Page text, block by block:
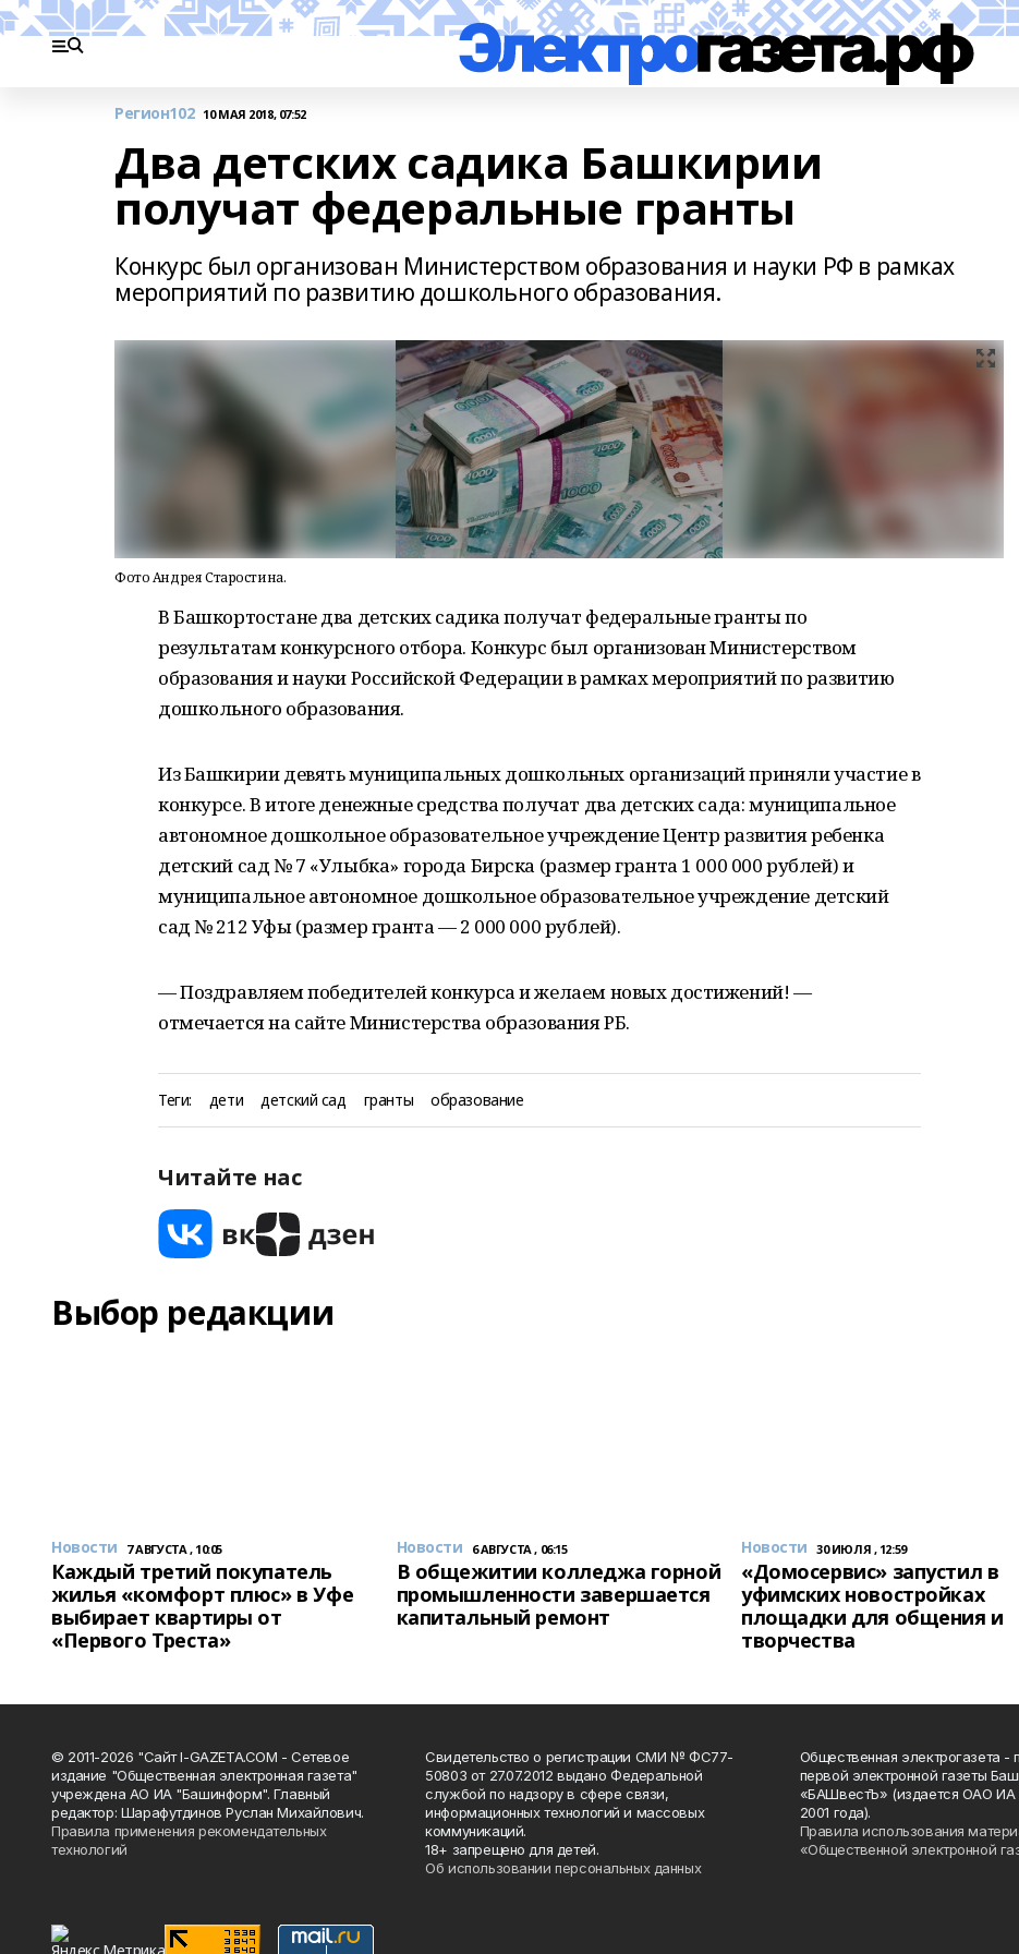
Регион102 10 МАЯ 2018, 07:52
Два детских садика Башкирии
получат федеральные гранты
Конкурс был организован Министерством образования и науки РФ в рамках
мероприятий по развитию дошкольного образования.
Фото Андрея Старостина.
В Башкортостане два детских садика получат федеральные гранты по
результатам конкурсного отбора. Конкурс был организован Министерством
образования и науки Российской Федерации в рамках мероприятий по развитию
дошкольного образования.
Из Башкирии девять муниципальных дошкольных организаций приняли участие в
конкурсе. В итоге денежные средства получат два детских сада: муниципальное
автономное дошкольное образовательное учреждение Центр развития ребенка
детский сад № 7 «Улыбка» города Бирска (размер гранта 1 000 000 рублей) и
муниципальное автономное дошкольное образовательное учреждение детский
сад № 212 Уфы (размер гранта — 2 000 000 рублей).
— Поздравляем победителей конкурса и желаем новых достижений! —
отмечается на сайте Министерства образования РБ.
Теги: дети детский сад гранты образование
Читайте нас
Выбор редакции
Новости 7 АВГУСТА , 10:05
Каждый третий покупатель
жилья «комфорт плюс» в Уфе
выбирает квартиры от
«Первого Треста»
Новости 6 АВГУСТА , 06:15
В общежитии колледжа горной
промышленности завершается
капитальный ремонт
Новости 30 ИЮЛЯ , 12:59
«Домосервис» запустил в
уфимских новостройках
площадки для общения и
творчества
© 2011-2026 "Сайт I-GAZETA.COM - Сетевое
издание "Общественная электронная газета"
учреждена АО ИА "Башинформ". Главный
редактор: Шарафутдинов Руслан Михайлович.
Правила применения рекомендательных
технологий
Свидетельство о регистрации СМИ № ФС77-
50803 от 27.07.2012 выдано Федеральной
службой по надзору в сфере связи,
информационных технологий и массовых
коммуникаций.
18+ запрещено для детей.
Об использовании персональных данных
Общественная электрогазета -
первой электронной газеты
«БАШвестЪ» (издается ОАО
2001 года).
Правила использования
«Общественной электронной